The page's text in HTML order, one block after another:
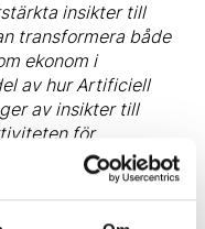
insikter till
transformera både
ekonom i
av hur Artificiell
av insikter till
för
kommer du att få
förändra hur vi gör
och strategiska